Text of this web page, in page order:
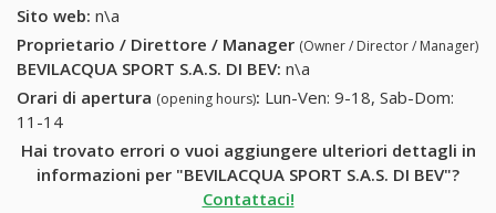
Sito web: n\a
Proprietario / Direttore / Manager (Owner / Director / Manager)
BEVILACQUA SPORT S.A.S. DI BEV: n\a
Orari di apertura (opening hours): Lun-Ven: 9-18, Sab-Dom:
11-14
Hai trovato errori o vuoi aggiungere ulteriori dettagli in
informazioni per "BEVILACQUA SPORT S.A.S. DI BEV"?
Contattaci!